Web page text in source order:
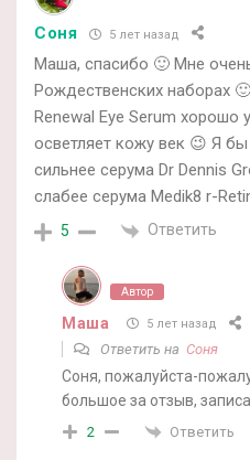
Соня 5 лет назад
Маша, спасибо 🙂 Мне
Рождественских наборах
Renewal Eye Serum хорошо
осветляет кожу век 😉 Я
сильнее серума Dr Dennis
слабее серума Medik8 r-
5 Ответить
Автор
Маша 5 лет назад
Ответить на Соня
Соня, пожалуйста-
большое за отзыв,
2 Ответить